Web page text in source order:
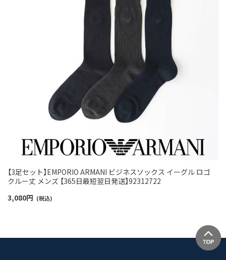
【3足セット】EMPORIO ARMANI ビジネスソックス イーグル ロゴ
クルー丈 メンズ 【365日最短翌日発送】92312722
3,080円 (税込)